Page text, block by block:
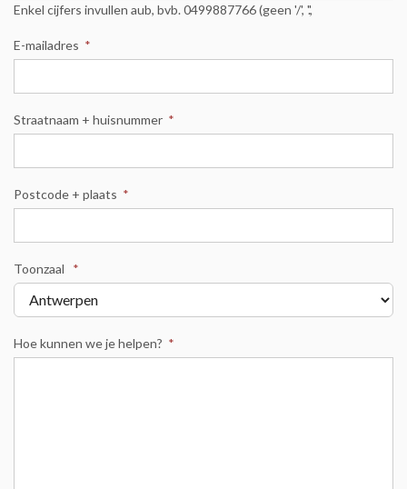
Enkel cijfers invullen aub, bvb. 0499887766 (geen '/', '.',
E-mailadres *
Straatnaam + huisnummer *
Postcode + plaats *
Toonzaal *
Hoe kunnen we je helpen? *